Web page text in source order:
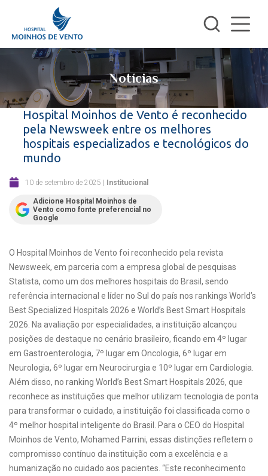
Notícias
Hospital Moinhos de Vento é reconhecido
pela Newsweek entre os melhores
hospitais especializados e tecnológicos do
mundo
10 de setembro de 2025 | Institucional
Adicione Hospital Moinhos de
Vento como fonte preferencial no
Google
O Hospital Moinhos de Vento foi reconhecido pela revista
Newsweek, em parceria com a empresa global de pesquisas
Statista, como um dos melhores hospitais do Brasil, sendo
referência internacional e líder no Sul do país nos rankings World’s
Best Specialized Hospitals 2026 e World’s Best Smart Hospitals
2026. Na avaliação por especialidades, a instituição alcançou
posições de destaque no cenário brasileiro, ficando em 4º lugar
em Gastroenterologia, 7º lugar em Oncologia, 6º lugar em
Neurologia, 6º lugar em Neurocirurgia e 10º lugar em Cardiologia.
Além disso, no ranking World’s Best Smart Hospitals 2026, que
reconhece as instituições que melhor utilizam tecnologia de ponta
para transformar o cuidado, a instituição foi classificada como o
4º melhor hospital inteligente do Brasil. Para o CEO do Hospital
Moinhos de Vento, Mohamed Parrini, essas distinções refletem o
compromisso contínuo da instituição com a excelência e a
humanização no cuidado aos pacientes. “Este reconhecimento